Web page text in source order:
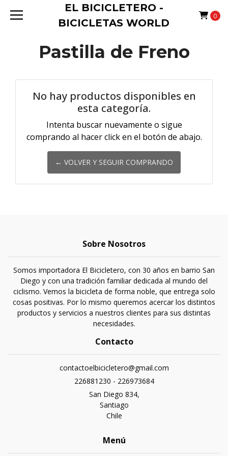
EL BICICLETERO -
BICICLETAS WORLD
0
Pastilla de Freno
No hay productos disponibles en
esta categoría.
Intenta buscar nuevamente o sigue
comprando al hacer click en el botón de abajo.
← VOLVER Y SEGUIR COMPRANDO
Sobre Nosotros
Somos importadora El Bicicletero, con 30 años en barrio San
Diego y con una tradición familiar dedicada al mundo del
ciclismo. Vemos la bicicleta de forma noble, que entrega solo
cosas positivas. Por lo mismo queremos acercar los distintos
productos y servicios a nuestros clientes para sus distintas
necesidades.
Contacto
contactoelbicicletero@gmail.com
226881230 - 226973684
San Diego 834,
Santiago
Chile
Menú